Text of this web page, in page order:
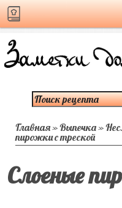
Главная»Выпечка»
пирожки с треской
Слоеные